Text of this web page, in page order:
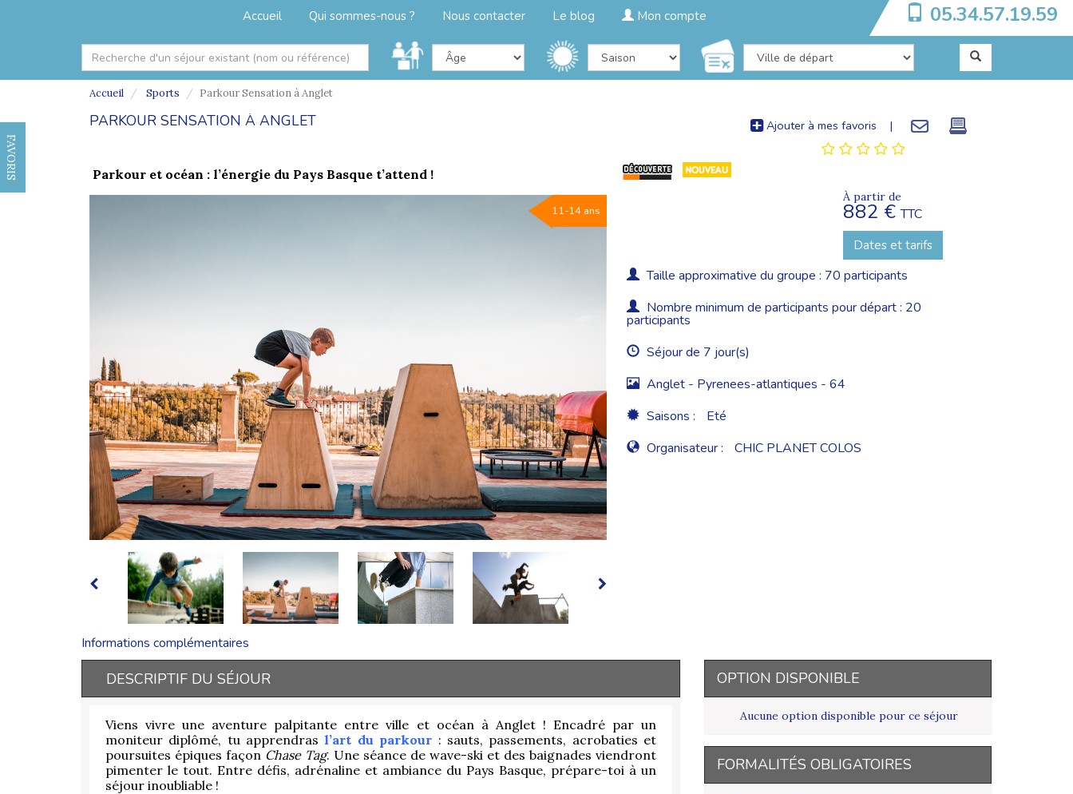
05.34.57.19.59
Accueil Qui sommes-nous ? Nous contacter Le blog Mon compte
FAVORIS
Accueil Sports Parkour Sensation à Anglet
PARKOUR SENSATION À ANGLET Ajouter à mes favoris |
Parkour et océan : l’énergie du Pays Basque t’attend !
11-14 ans
À partir de
882 €TTC
Dates et tarifs
Taille approximative du groupe : 70 participants
Nombre minimum de participants pour départ : 20
participants
Séjour de 7 jour(s)
Anglet - Pyrenees-atlantiques - 64
Saisons :
Eté
Organisateur :
CHIC PLANET COLOS
Informations complémentaires
DESCRIPTIF DU SÉJOUR
Viens vivre une aventure palpitante entre ville et océan à Anglet ! Encadré par un
moniteur diplômé, tu apprendrasl’art du parkour : sauts, passements, acrobaties et
poursuites épiques façon Chase Tag. Une séance de wave-ski et des baignades viendront
pimenter le tout. Entre défis, adrénaline et ambiance du Pays Basque, prépare-toi à un
séjour inoubliable !
OPTION DISPONIBLE
Aucune option disponible pour ce séjour
FORMALITÉS OBLIGATOIRES